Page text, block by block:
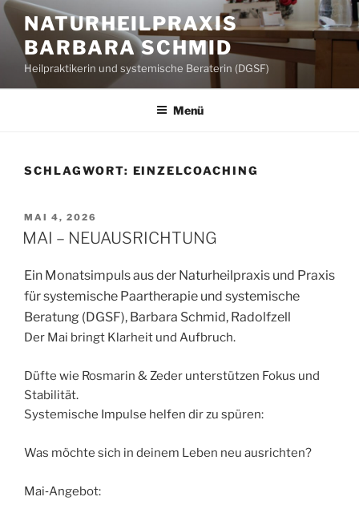
Zum
Inhalt
springen
NATURHEILPRAXIS
BARBARA SCHMID
Heilpraktikerin und systemische Beraterin (DGSF)
Menü
SCHLAGWORT: EINZELCOACHING
VERÖFFENTLICHT
AM
MAI 4, 2026
MAI – NEUAUSRICHTUNG
Ein Monatsimpuls aus der Naturheilpraxis und Praxis
für systemische Paartherapie und systemische
Beratung (DGSF), Barbara Schmid, Radolfzell
Der Mai bringt Klarheit und Aufbruch.
Düfte wie Rosmarin & Zeder unterstützen Fokus und
Stabilität.
Systemische Impulse helfen dir zu spüren:
Was möchte sich in deinem Leben neu ausrichten?
Mai‑Angebot: